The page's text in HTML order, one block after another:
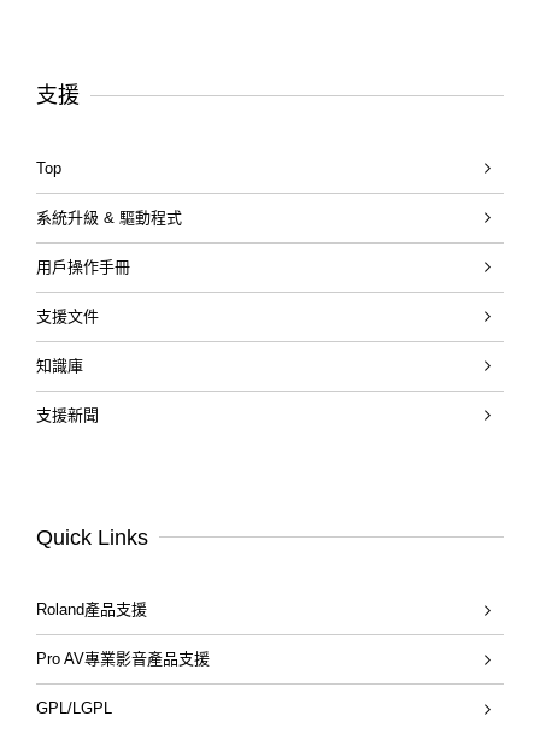
支援
Top
系統升級 & 驅動程式
用戶操作手冊
支援文件
知識庫
支援新聞
Quick Links
Roland產品支援
Pro AV專業影音產品支援
GPL/LGPL